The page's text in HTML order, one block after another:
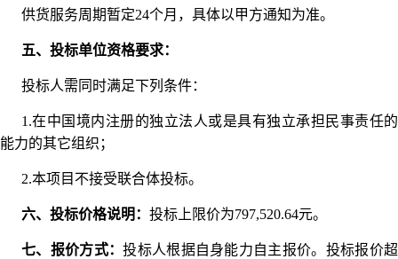
供货服务周期暂定24个月，具体以甲方通知为准。
五、投标单位资格要求：
投标人需同时满足下列条件：
1.在中国境内注册的独立法人或是具有独立承担民事责任的
能力的其它组织；
2.本项目不接受联合体投标。
六、投标价格说明： 投标上限价为797,520.64元。
七、报价方式：投标人根据自身能力自主报价。投标报价超